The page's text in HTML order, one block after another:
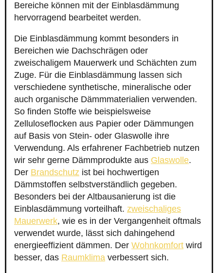
Bereiche können mit der Einblasdämmung
hervorragend bearbeitet werden.
Die Einblasdämmung kommt besonders in
Bereichen wie Dachschrägen oder
zweischaligem Mauerwerk und Schächten zum
Zuge. Für die Einblasdämmung lassen sich
verschiedene synthetische, mineralische oder
auch organische Dämmmaterialien verwenden.
So finden Stoffe wie beispielsweise
Zelluloseflocken aus Papier oder Dämmungen
auf Basis von Stein- oder Glaswolle ihre
Verwendung. Als erfahrener Fachbetrieb nutzen
wir sehr gerne Dämmprodukte aus Glaswolle.
Der Brandschutz ist bei hochwertigen
Dämmstoffen selbstverständlich gegeben.
Besonders bei der Altbausanierung ist die
Einblasdämmung vorteilhaft. zweischaliges
Mauerwerk, wie es in der Vergangenheit oftmals
verwendet wurde, lässt sich dahingehend
energieeffizient dämmen. Der Wohnkomfort wird
besser, das Raumklima verbessert sich.